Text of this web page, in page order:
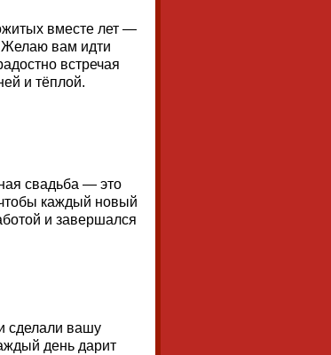
вместе лет —
Желаю вам идти
встречая
и тёплой.
свадьба — это
каждый новый
и завершался
сделали вашу
день дарит